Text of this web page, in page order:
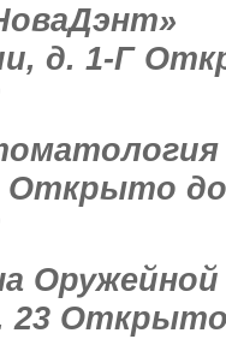
д. 1-Г
Открыто до
Оружейной
23